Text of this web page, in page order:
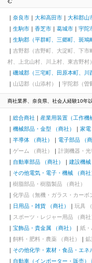
奈良市 大和高田市 大和郡山
生駒市
香芝市 葛城市 宇陀
生駒郡（平群町、三郷町、斑鳩
吉野郡（吉野町、大淀町、下市
村、上北山村、川上村、東吉野村）
磯城郡（三宅町、田原本町、川
山辺郡（山添村）
宇陀郡（曽
商社業界、奈良県、社会人経験10年
総合商社
産業用装置（工作機
機械部品・金型 （商社）
家電
半導体 （商社）
電子部品 （商
ゲーム （商社）
計測機器・光
自動車部品 （商社）
建設機械
その他電気・電子・機械 （商社
樹脂部品・樹脂製品 （商社）
化学品（無機・ガラス・カーボ
日用品・雑貨 （商社）
玩具
スポーツ・レジャー用品 （商社
宝飾品・貴金属 （商社）
紙・
飼料・肥料・農薬 （商社）
鉱
その他化学・素材・食品・エネ
自動車（インポーター・販売）